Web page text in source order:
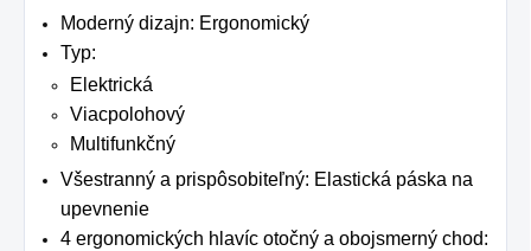
Moderný dizajn: Ergonomický
Typ:
Elektrická
Viacpolohový
Multifunkčný
Všestranný a prispôsobiteľný: Elastická páska na
upevnenie
4 ergonomických hlavíc otočný a obojsmerný chod: